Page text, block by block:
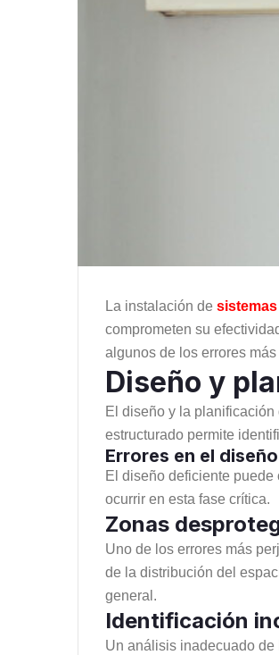
La instalación de
comprometen su
algunos de los errores
Diseño y
El diseño y la
estructurado permite
Errores en el
El diseño deficiente
ocurrir en esta fase crítica.
Zonas
Uno de los errores más
de la distribución del
general.
Identificación
Un análisis inadecuado